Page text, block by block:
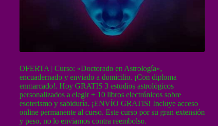
OFERTA | Curso: «Doctorado en Astrología»,
encuadernado y enviado a domicilio. ¡Con diploma
enmarcado!. Hoy GRATIS 3 estudios astrológicos
personalizados a elegir + 10 libros electrónicos sobre
esoterismo y sabiduría. ¡ENVÍO GRATIS! Incluye acceso
online permanente al curso. Este curso por su gran extensión
y peso, no lo enviamos contra reembolso.